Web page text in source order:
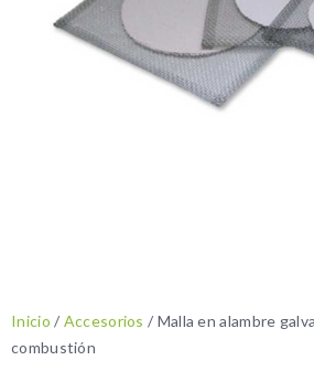
Inicio / Accesorios / Malla en alambre
combustión